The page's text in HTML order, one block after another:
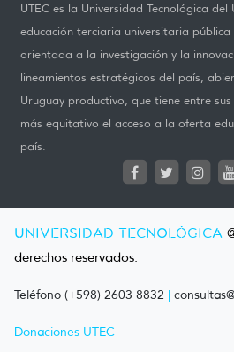
UTEC es la Universidad Tecnológica
educación terciaria universitaria
orientada a la investigación y la
lineamientos estratégicos del país,
Uruguay productivo, que tiene entre
más equitativo el acceso a la oferta
país.
UNIVERSIDAD TECNOLÓGICA
derechos reservados.
Teléfono (+598) 2603 8832 |
Donaciones UTEC